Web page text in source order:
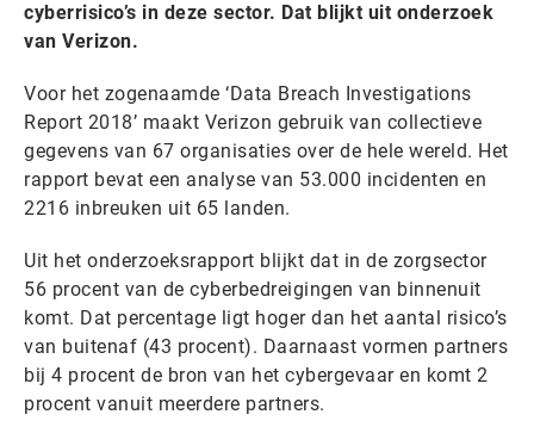
cyberrisico’s in deze sector. Dat blijkt uit onderzoek
van Verizon.
Voor het zogenaamde ‘Data Breach Investigations
Report 2018’ maakt Verizon gebruik van collectieve
gegevens van 67 organisaties over de hele wereld. Het
rapport bevat een analyse van 53.000 incidenten en
2216 inbreuken uit 65 landen.
Uit het onderzoeksrapport blijkt dat in de zorgsector
56 procent van de cyberbedreigingen van binnenuit
komt. Dat percentage ligt hoger dan het aantal risico’s
van buitenaf (43 procent). Daarnaast vormen partners
bij 4 procent de bron van het cybergevaar en komt 2
procent vanuit meerdere partners.